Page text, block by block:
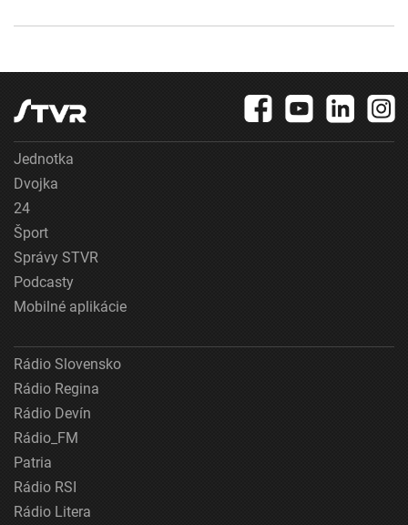
Jednotka
Dvojka
24
Šport
Správy STVR
Podcasty
Mobilné aplikácie
Rádio Slovensko
Rádio Regina
Rádio Devín
Rádio_FM
Patria
Rádio RSI
Rádio Litera